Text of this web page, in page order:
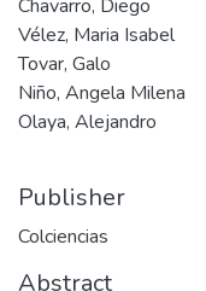
Chavarro, Diego
Vélez, Maria Isabel
Tovar, Galo
Niño, Angela Milena
Olaya, Alejandro
Publisher
Colciencias
Abstract